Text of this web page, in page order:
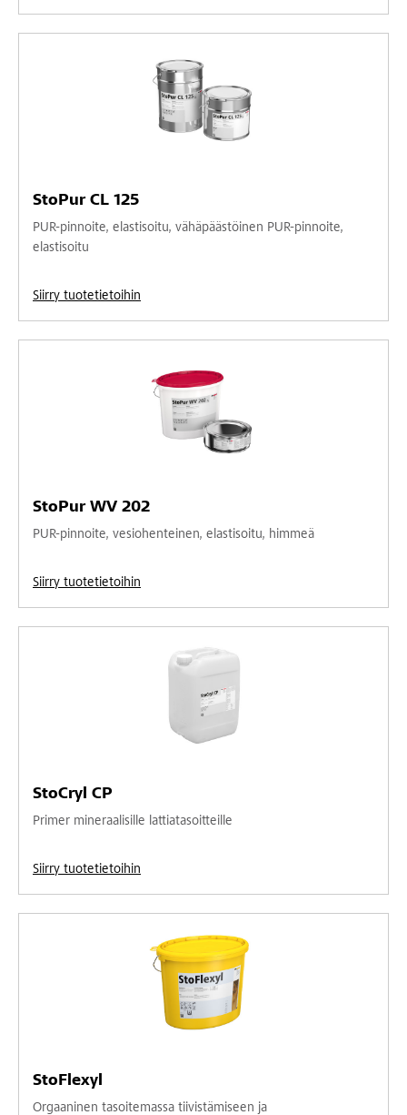
StoPur CL 125
PUR-pinnoite, elastisoitu, vähäpäästöinen PUR-pinnoite,
elastisoitu
Siirry tuotetietoihin
StoPur WV 202
PUR-pinnoite, vesiohenteinen, elastisoitu, himmeä
Siirry tuotetietoihin
StoCryl CP
Primer mineraalisille lattiatasoitteille
Siirry tuotetietoihin
StoFlexyl
Orgaaninen tasoitemassa tiivistämiseen ja